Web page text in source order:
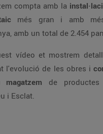
compta amb la
més gran i amb
amb un total de 2.454
vídeo et mostrem
l'evolució de les obres i
de
i Esclat.